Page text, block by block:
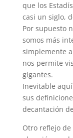
que los
casi un siglo,
Por supuesto
somos más
simplemente
nos permite
gigantes.
Inevitable
sus
decantación
Otro reflejo